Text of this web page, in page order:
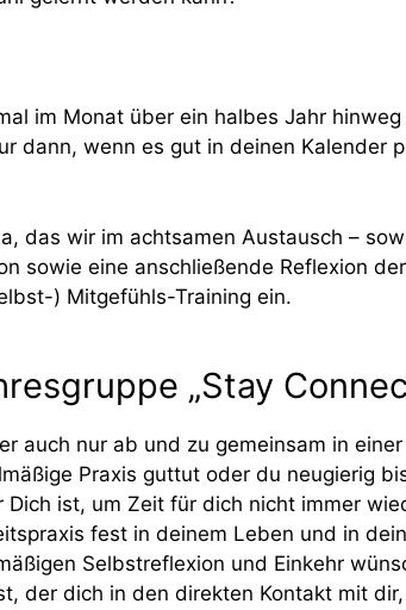
im Monat über ein halbes Jahr
dann, wenn es gut in deinen
das wir im achtsamen Austausch –
sowie eine anschließende Reflexion
) Mitgefühls-Training ein.
„Stay
auch nur ab und zu gemeinsam in
Praxis guttut oder du neugierig
ist, um Zeit für dich nicht immer
fest in deinem Leben und in
Selbstreflexion und Einkehr
der dich in den direkten Kontakt mit